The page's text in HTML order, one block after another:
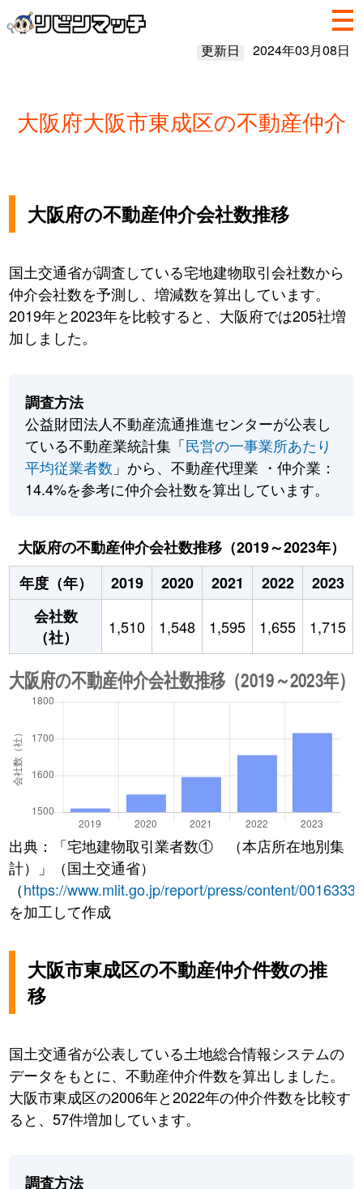
更新日 2024年03月08日
大阪府大阪市東成区の不動産仲介
大阪府の不動産仲介会社数推移
国土交通省が調査している宅地建物取引会社数から
仲介会社数を予測し、増減数を算出しています。
2019年と2023年を比較すると、大阪府では205社増
加しました。
調査方法
公益財団法人不動産流通推進センターが公表し
ている不動産業統計集「民営の一事業所あたり
平均従業者数 」から、不動産代理業 ・仲介業：
14.4%を参考に仲介会社数を算出しています。
大阪府の不動産仲介会社数推移（2019～2023年）
年度（年）
2019 2020 2021 2022
2023
会社数
（社）
1,510 1,548 1,595 1,655 1,715
出典：「宅地建物取引業者数① （本店所在地別集
計）」（国土交通省）
（https://www.mlit.go.jp/report/press/content/
を加工して作成
大阪市東成区の不動産仲介件数の推
移
国土交通省が公表している土地総合情報システムの
データをもとに、不動産仲介件数を算出しました。
大阪市東成区の2006年と2022年の仲介件数を比較す
ると、57件増加しています。
調査方法